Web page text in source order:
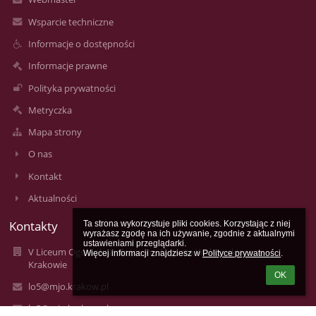
Ta strona wykorzystuje pliki cookies. Korzystając z niej
wyrażasz zgodę na ich używanie, zgodnie z aktualnymi
ustawieniami przeglądarki.
Więcej informacji znajdziesz w Polityce prywatności.
OK
Wsparcie techniczne
Informacje o dostępności
Informacje prawne
Polityka prywatności
Metryczka
Mapa strony
O nas
Kontakt
Aktualności
Kontakty
V Liceum Ogólnokształcące im. Augusta Witkowskiego w
Krakowie
lo5@mjo.krakow.pl
lo5@mjo.krakow.pl